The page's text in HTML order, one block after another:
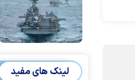
لینک های مفید